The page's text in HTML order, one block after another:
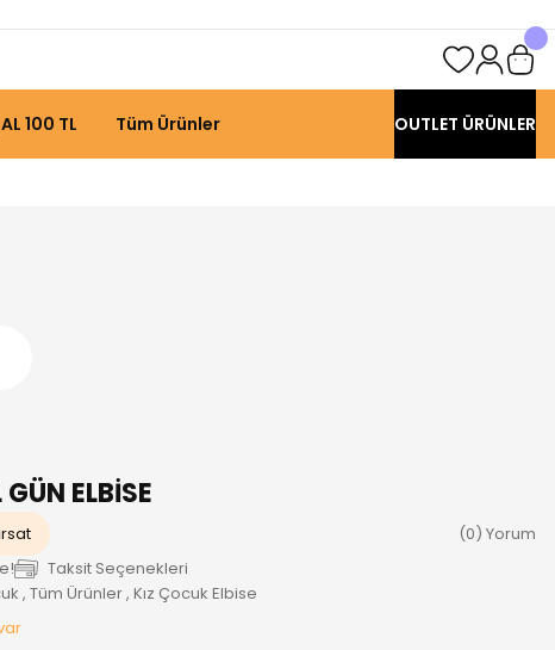
100 TL Tüm Ürünler OUTLET ÜRÜNLER
ELBİSE
(0) Yorum
Taksit Seçenekleri
, Tüm Ürünler, Kız Çocuk Elbise